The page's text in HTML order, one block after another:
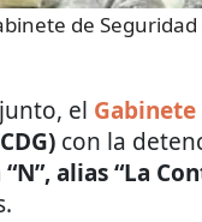
de Seguridad
el
con la
alias “La